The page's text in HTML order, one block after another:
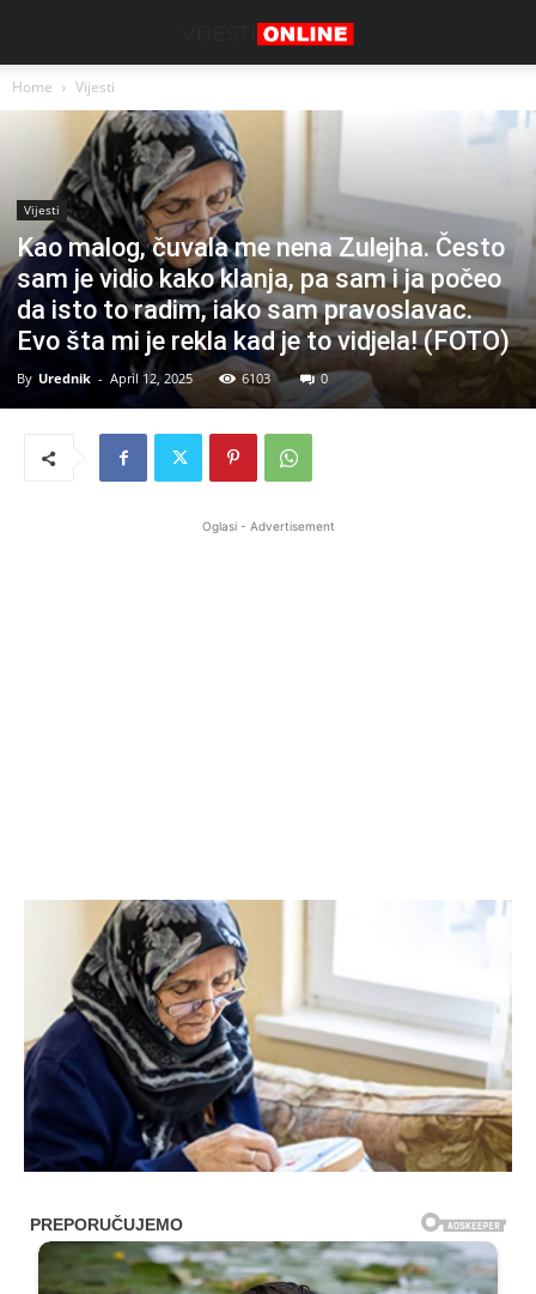
Home Vijesti
Vijesti
Kao malog, čuvala me nena Zulejha. Često
sam je vidio kako klanja, pa sam i ja počeo
da isto to radim, iako sam pravoslavac.
Evo šta mi je rekla kad je to vidjela! (FOTO)
By Urednik - April 12, 2025 6103 0
Oglasi - Advertisement